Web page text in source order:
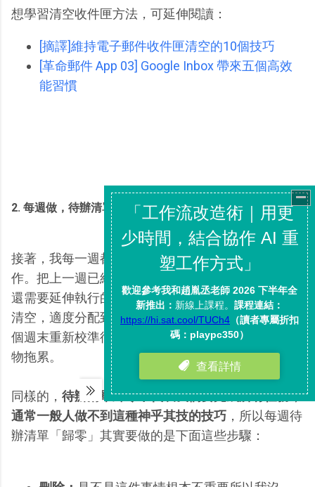
想學習清空收件匣方法，可延伸閱讀：
[摘譯]維持電子郵件收件匣清空的10個技巧
[革命郵件 App 03] Google Inbox 帶來五個高效
能習慣
2. 每週做，待辦清單歸零的心得
接著，我每一週都會做一個「待辦清單歸零」的動
作。把上一週已經完成的任務檢視一遍，看看有沒有
還需要延伸執行的部分，然後把上一週未完成的任務
清空，適度分配到下一週或更久之後處理，也就是每
個週末重新校準待辦清單，讓下一週不被上一週的雜
物拖累。
同樣的， 待辦清單歸零不代表我們要完成所有任務，
通常一般人做不到這種神乎其技的技巧 ，所以每週待
辦清單「歸零」其實要做的是下面這些步驟：